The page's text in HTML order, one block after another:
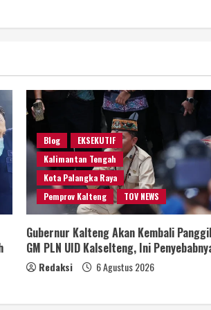
Blog
EKSEKUTIF
Kalimantan Tengah
Kota Palangka Raya
Pemprov Kalteng
TOV NEWS
Gubernur Kalteng Akan Kembali Panggil
GM PLN UID Kalselteng, Ini
Redaksi 6 Agustus 2026